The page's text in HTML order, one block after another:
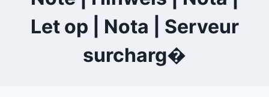
Let op | Nota | Serveur
surcharg�